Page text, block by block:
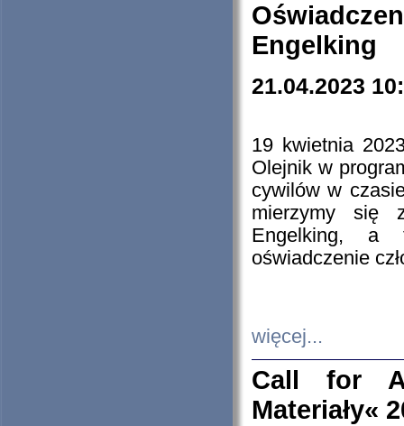
Engelking
21.04.2023
19 kwietnia
Olejnik w
cywilów w
mierzymy się
Engelking, a
oświadczenie
więcej...
Call for
Materiały«